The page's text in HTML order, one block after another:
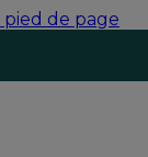
pied de page